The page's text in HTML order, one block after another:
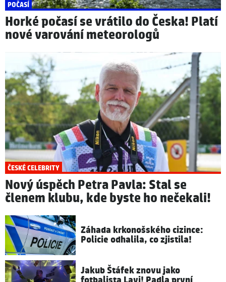
POČASÍ
Horké počasí se vrátilo do Česka! Platí
nové varování meteorologů
ČESKÉ CELEBRITY
Nový úspěch Petra Pavla: Stal se
členem klubu, kde byste ho nečekali!
Záhada krkonošského cizince:
Policie odhalila, co zjistila!
Jakub Štáfek znovu jako